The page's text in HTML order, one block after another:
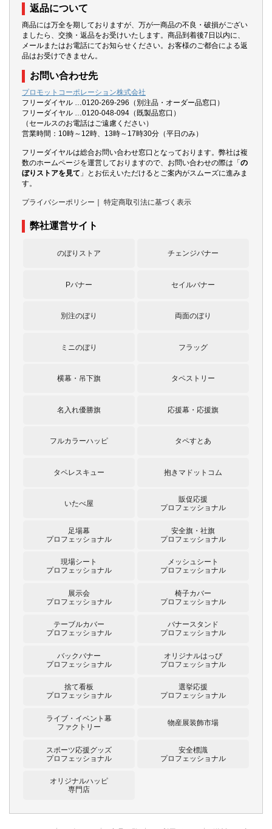
返品について
商品には万全を期しておりますが、万が一商品の不良・破損がござい
ましたら、交換・返品をお受けいたします。商品到着後7日以内に、
メールまたはお電話にてお知らせください。お客様のご都合による返
品はお受けできません。
お問い合わせ先
プロモットコーポレーション株式会社
フリーダイヤル …0120-269-296（別注品・オーダー品窓口）
フリーダイヤル …0120-048-094（既製品窓口）
（セールスのお電話はご遠慮ください）
営業時間：10時～12時、13時～17時30分（平日のみ）
フリーダイヤルは総合お問い合わせ窓口となっております。弊社は複
数のホームページを運営しておりますので、お問い合わせの際は「 の
ぼりストアを見て 」とお伝えいただけるとご案内がスムーズに進みま
す。
プライバシーポリシー 特定商取引法に基づく表示
弊社運営サイト
のぼりストア チェンジバナー
Pバナー セイルバナー
別注のぼり 両面のぼり
ミニのぼり フラッグ
横幕・吊下旗 タペストリー
名入れ優勝旗 応援幕・応援旗
フルカラーハッピ タペすとあ
タペレスキュー 抱きマドットコム
いたべ屋
販促応援
プロフェッショナル
足場幕
プロフェッショナル
安全旗・社旗
プロフェッショナル
現場シート
プロフェッショナル
メッシュシート
プロフェッショナル
展示会
プロフェッショナル
椅子カバー
プロフェッショナル
テーブルカバー
プロフェッショナル
バナースタンド
プロフェッショナル
バックバナー
プロフェッショナル
オリジナルはっぴ
プロフェッショナル
捨て看板
プロフェッショナル
選挙応援
プロフェッショナル
ライブ・イベント幕
ファクトリー
物産展装飾市場
スポーツ応援グッズ
プロフェッショナル
安全標識
プロフェッショナル
オリジナルハッピ
専門店